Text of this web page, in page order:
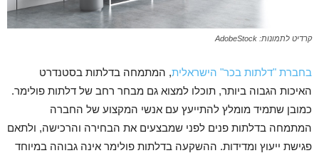
קרדיט לתמונות: AdobeStock
בחברת "דלתות בכר" הישראלית, המתמחה בדלתות בסטנדרט
האיכות הגבוה ביותר, תוכלו למצוא גם מבחר רחב של דלתות פולימר.
כמובן שתמיד מומלץ להתייעץ עם אנשי המקצוע של החברה
המתמחה בדלתות פנים לפני שמבצעים את הבחירה והרכישה, ולתאם
פגישת ייעוץ ומדידות. ההשקעה בדלתות פולימר אינה גבוהה במיוחד